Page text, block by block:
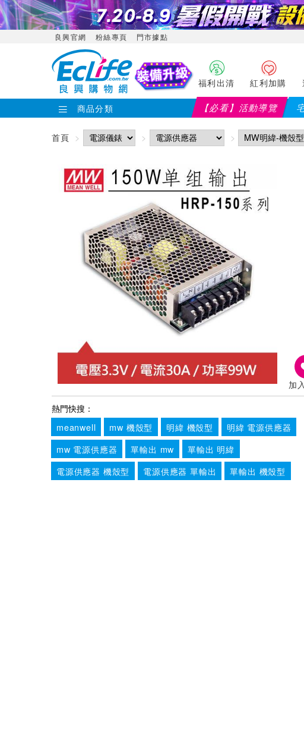
良興官網 粉絲專頁 門市據點
福利出清 紅利加購
商品分類 【必看】活動導覽
首頁
加
熱門快搜：
meanwell
mw 機殼型 明緯 機殼型
明緯 電源供應器
mw 電源供應器
單輸出 mw
單輸出 明緯
電源供應器 機殼型
電源供應器 單輸出 單輸出 機殼型